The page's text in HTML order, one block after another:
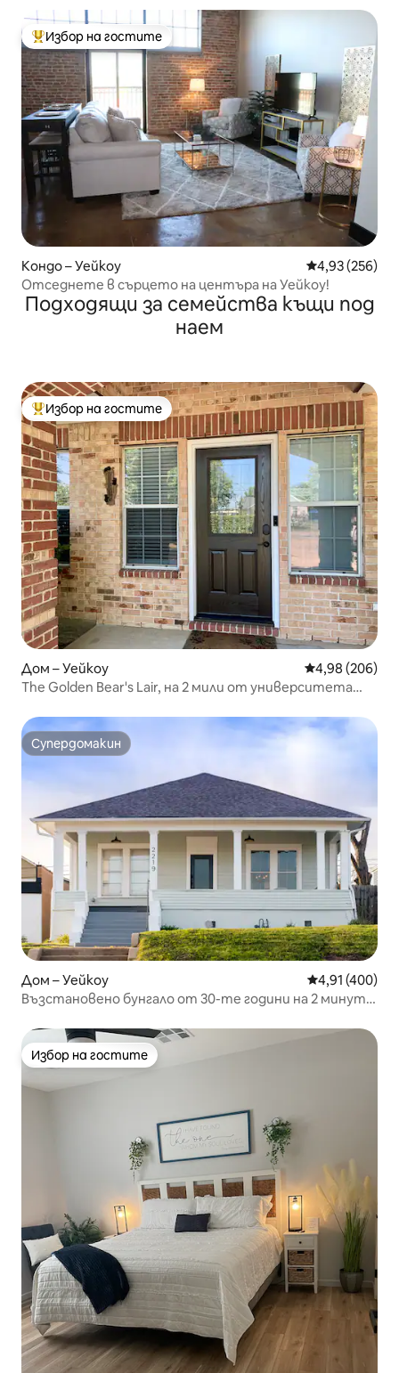
Най-популярен избор на гостите
Избор на гостите
Кондо – Уейкоу Средна
4,93 (256)
Отседнете в сърцето на центъра на Уейкоу!
Подходящи за семейства къщи под
наем
Най-популярен избор на гостите
Избор на гостите
Дом – Уейкоу Средна
4,98 (206)
The Golden Bear's Lair, на 2 мили от университета
Супердомакин
Супердомакин
Дом – Уейкоу Средна
4,91 (400)
Възстановено бунгало от 30-те години на 2 минути
Избор на гостите
Избор на гостите